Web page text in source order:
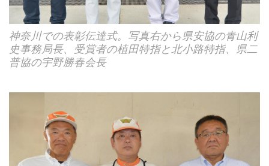
神奈川での表彰伝達式。写真右から県安協の青山利
史事務局長、受賞者の植田特指と北小路特指、県二
普協の宇野勝春会長